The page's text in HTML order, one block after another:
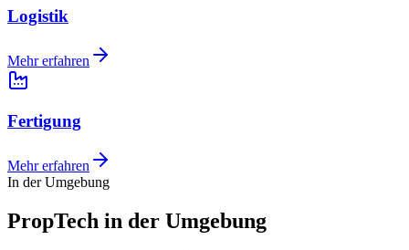
Logistik
Mehr erfahren
Fertigung
Mehr erfahren
In der Umgebung
PropTech in der Umgebung